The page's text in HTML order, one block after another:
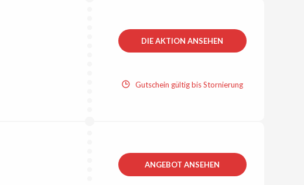
DIE AKTION ANSEHEN
Gutschein gültig bis Stornierung
ANGEBOT ANSEHEN